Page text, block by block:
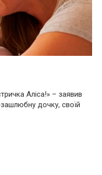
Аліса!» – заявив
дочку, своїй